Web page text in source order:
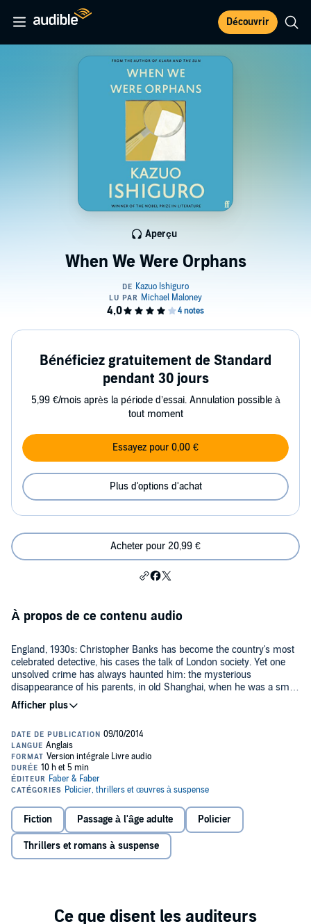
Découvrir
When We Were Orphans
Aperçu
Bénéficiez gratuitement de Standard
pendant 30 jours
5,99 €/mois après la période d’essai. Annulation possible à
tout moment
Essayez pour 0,00 €
Plus d'options d'achat
Acheter pour 20,99 €
À propos de ce contenu audio
England, 1930s: Christopher Banks has become the country's most
celebrated detective, his cases the talk of London society. Yet one
unsolved crime has always haunted him: the mysterious
disappearance of his parents, in old Shanghai, when he was a small
boy.
We Were Orphansis a remarkable story of memory, intrigue and the
need to return.
©2014 Kazuo Ishiguro (P)2014 Faber & Faber
Fiction Passage à l'âge adulte Policier
Thrillers et romans à suspense